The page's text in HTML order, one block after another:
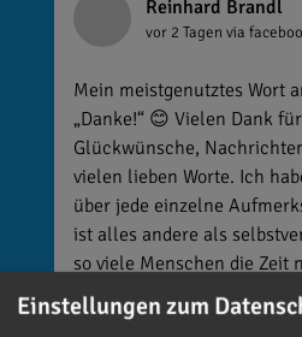
Reinhard Brandl
vor 2 Tagen via
Mein meistgenutztes Wort
„Danke!“ 😊 Vielen Dank
Glückwünsche,
vielen lieben Worte. Ich
über jede einzelne
ist alles andere als
so viele Menschen die Zeit
denken. Umso mehr weiß
Einstellungen zum